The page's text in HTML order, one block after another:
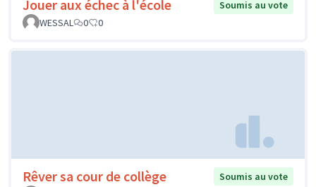
Jouer aux échec à l'école
Soumis au vote
WESSAL
0 0
Rêver sa cour de collège
Soumis au vote